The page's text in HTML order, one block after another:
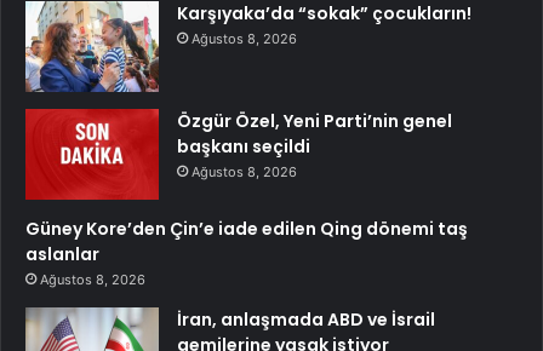
Karşıyaka’da “sokak” çocukların!
Ağustos 8, 2026
Özgür Özel, Yeni Parti’nin genel
başkanı seçildi
Ağustos 8, 2026
Güney Kore’den Çin’e iade edilen Qing dönemi taş
aslanlar
Ağustos 8, 2026
İran, anlaşmada ABD ve İsrail
gemilerine yasak istiyor